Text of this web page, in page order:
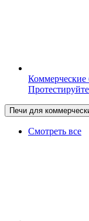
Печи для
Смотреть все